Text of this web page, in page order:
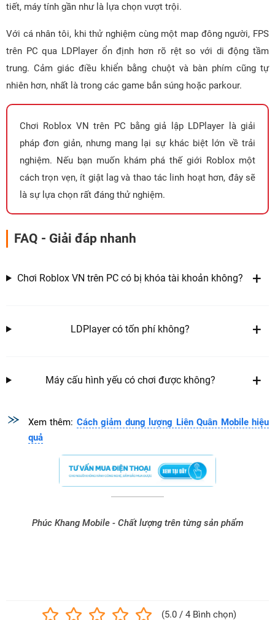
tiết, máy tính gần như là lựa chọn vượt trội.
Với cá nhân tôi, khi thử nghiệm cùng một map đông người, FPS
trên PC qua LDPlayer ổn định hơn rõ rệt so với di động tầm
trung. Cảm giác điều khiển bằng chuột và bàn phím cũng tự
nhiên hơn, nhất là trong các game bắn súng hoặc parkour.
Chơi Roblox VN trên PC bằng giả lập LDPlayer là giải
pháp đơn giản, nhưng mang lại sự khác biệt lớn về trải
nghiệm. Nếu bạn muốn khám phá thế giới Roblox một
cách trọn vẹn, ít giật lag và thao tác linh hoạt hơn, đây sẽ
là sự lựa chọn rất đáng thử nghiệm.
FAQ - Giải đáp nhanh
Chơi Roblox VN trên PC có bị khóa tài khoản không?
LDPlayer có tốn phí không?
Máy cấu hình yếu có chơi được không?
Xem thêm: Cách giảm dung lượng Liên Quân Mobile hiệu
quả
Phúc Khang Mobile - Chất lượng trên từng sản phẩm
(5.0 / 4 Bình chọn)